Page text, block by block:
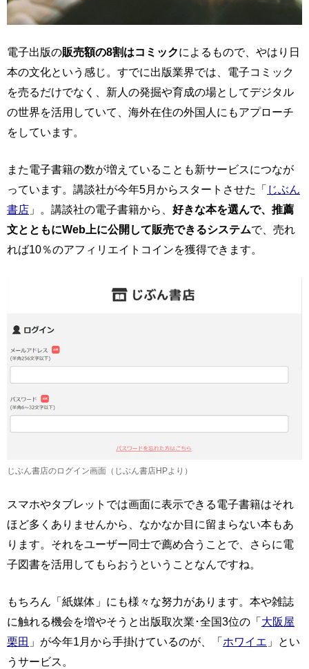
電子出版の販売額の8割はコミックによるもので、やはり日
本の文化という感じ。すでに出版業界では、電子コミック
を売るだけでなく、新人の発掘や育成の場としてデジタル
の世界を活用していて、海外在住の外国人にもアプローチ
をしています。
また電子書籍の数が増えていることも新サービスにつなが
っています。講談社が今年5月からスタートさせた「 じぶん
書店 」。講談社の電子書籍から、 好きな本を選んで、推薦
文とともにWeb上に公開して販売できるシステムで、売れ
れば10％のアフィリエイトコインを獲得できます。
じぶん書店のログイン画面（じぶん書店HPより）
スマホやタブレットでは画面に表示できる電子書籍はそれ
ほど多くありませんから、なかなか目に留まらない本もあ
ります。それをユーザー同士で薦め合うことで、さらに電
子図書を活用してもらおうということなんですね。
もちろん「紙媒体」にも様々な努力があります。本や雑誌
に触れる機会を増やそうと出版取次業･全国3位の「 大阪屋
栗田 」が今年1月から手掛けているのが、「 ホワイエ 」とい
うサービス。